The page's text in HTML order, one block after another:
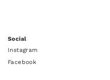
Social
Instagram
Facebook